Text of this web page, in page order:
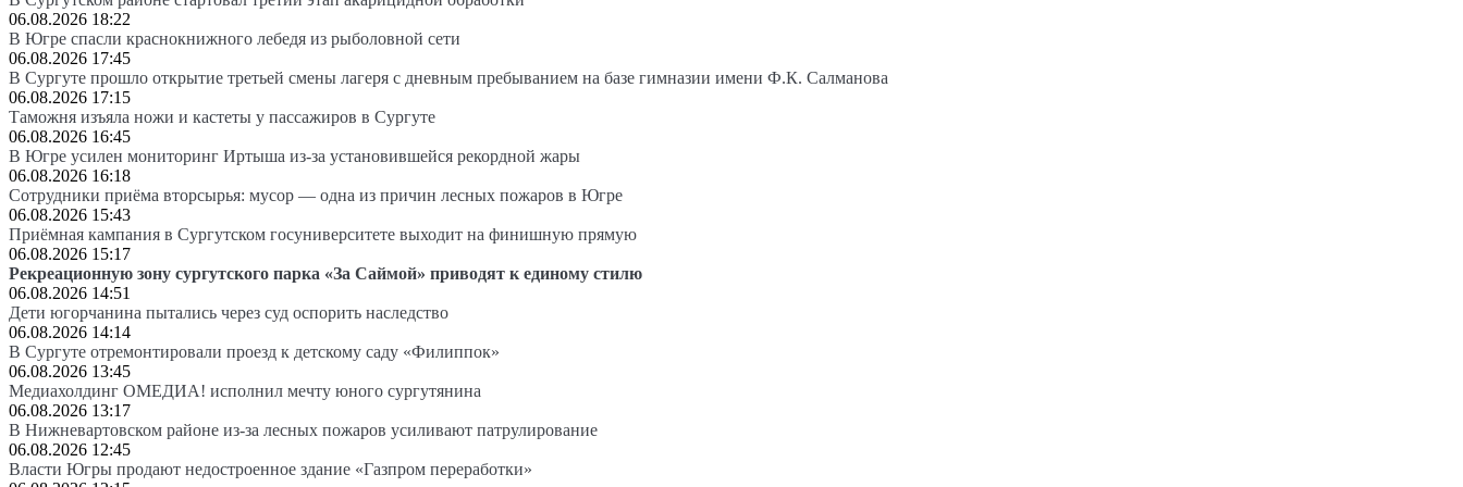
06.08.2026 18:22
В Югре спасли краснокнижного лебедя из рыболовной сети
06.08.2026 17:45
В Сургуте прошло открытие третьей смены лагеря с дневным пребыванием на базе гимназии имени Ф.К. Салманова
06.08.2026 17:15
Таможня изъяла ножи и кастеты у пассажиров в Сургуте
06.08.2026 16:45
В Югре усилен мониторинг Иртыша из-за установившейся рекордной жары
06.08.2026 16:18
Сотрудники приёма вторсырья: мусор — одна из причин лесных пожаров в Югре
06.08.2026 15:43
Приёмная кампания в Сургутском госуниверситете выходит на финишную прямую
06.08.2026 15:17
Рекреационную зону сургутского парка «За Саймой» приводят к единому стилю
06.08.2026 14:51
Дети югорчанина пытались через суд оспорить наследство
06.08.2026 14:14
В Сургуте отремонтировали проезд к детскому саду «Филиппок»
06.08.2026 13:45
Медиахолдинг ОМЕДИА! исполнил мечту юного сургутянина
06.08.2026 13:17
В Нижневартовском районе из-за лесных пожаров усиливают патрулирование
06.08.2026 12:45
Власти Югры продают недостроенное здание «Газпром переработки»